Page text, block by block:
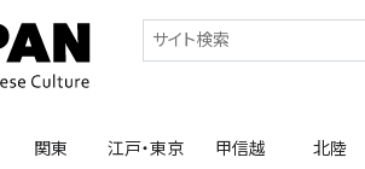
関東 江戸・東京 甲信越 北陸